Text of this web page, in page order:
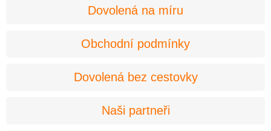
Dovolená na míru
Obchodní podmínky
Dovolená bez cestovky
Naši partneři